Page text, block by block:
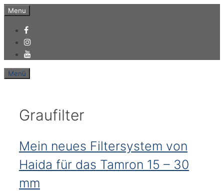
Zum
springen
Menu
Menü
Graufilter
Mein neues Filtersystem von
Haida für das Tamron 15 – 30
mm